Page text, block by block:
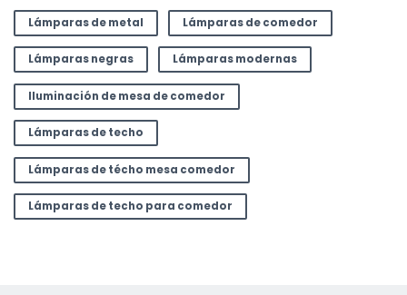
Lámparas de metal Lámparas de comedor
Lámparas negras Lámparas modernas
Iluminación de mesa de comedor
Lámparas de techo
Lámparas de técho mesa comedor
Lámparas de techo para comedor